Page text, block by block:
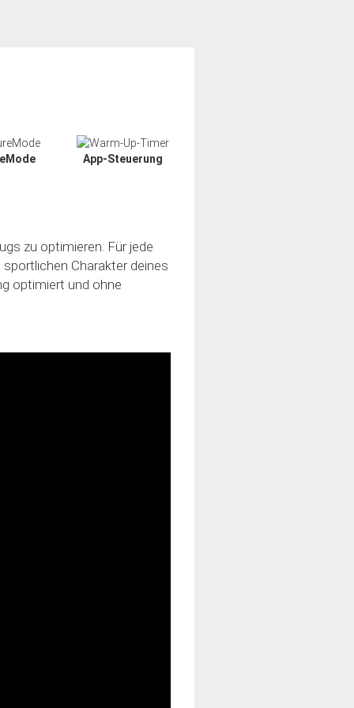
App-Steuerung
zu optimieren. Für jede
Charakter deines
optimiert und ohne